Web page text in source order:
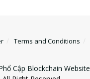
Terms and Conditions
Cập Blockchain Website